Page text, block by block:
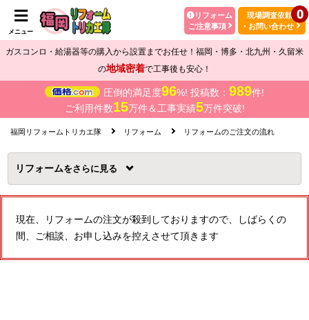
メニュー
リフォーム
ご注意事項
0
現場調査依頼
・お問い合わせ
ガスコンロ・給湯器等の購入から設置までお任せ！福岡・博多・北九州・久留米
の地域密着で工事後も安心！
圧倒的満足度96%! 投稿数： 989件!
ご利用件数15万件＆工事実績5万件突破!
福岡リフォームトリカエ隊 リフォーム リフォームのご注文の流れ
リフォームを
現在、リフォームの注文が殺到しておりますので、しばらくの
間、ご相談、お申し込みを控えさせて頂きます